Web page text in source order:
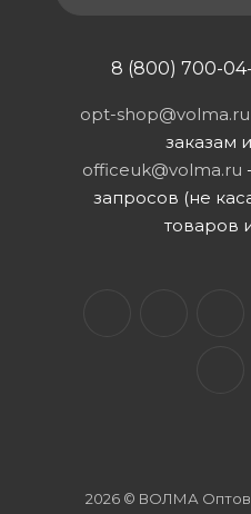
8 (800) 700-
opt-shop@volma.ru
заказам
officeuk@volma.ru
запросов (не
товаров
2026 © ВОЛМА